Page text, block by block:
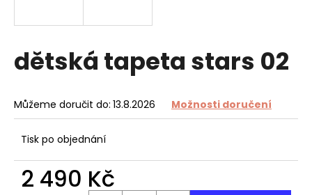
dětská tapeta stars 02
Můžeme doručit do: 13.8.2026 Možnosti doručení
Tisk po objednání
2 490 Kč
í
t
HLEDAT